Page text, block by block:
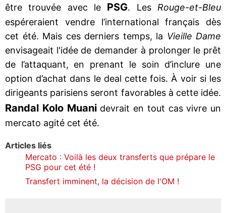
être trouvée avec le PSG. Les Rouge-et-Bleu
espéreraient vendre l’international français dès
cet été. Mais ces derniers temps, la Vieille Dame
envisageait l'idée de demander à prolonger le prêt
de l’attaquant, en prenant le soin d’inclure une
option d’achat dans le deal cette fois. À voir si les
dirigeants parisiens seront favorables à cette idée.
Randal Kolo Muanidevrait en tout cas vivre un
mercato agité cet été.
Articles liés
Mercato : Voilà les deux transferts que prépare le
PSG pour cet été !
Transfert imminent, la décision de l'OM !